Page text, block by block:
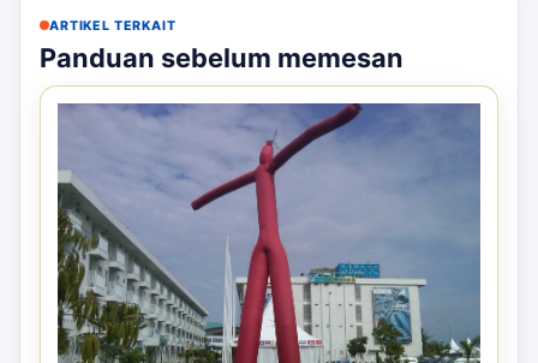
ARTIKEL TERKAIT
Panduan sebelum memesan